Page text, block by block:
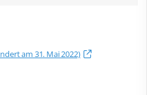
am 31. Mai 2022)